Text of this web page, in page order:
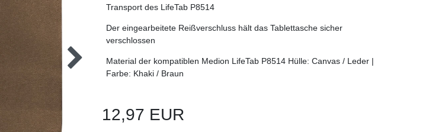
Transport des LifeTab P8514
Der eingearbeitete Reißverschluss hält das Tablettasche sicher
verschlossen
Material der kompatiblen Medion LifeTab P8514 Hülle: Canvas / Leder |
Farbe: Khaki / Braun
12,97 EUR